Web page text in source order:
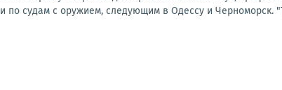
по судам с оружием, следующим в Одессу и Черноморск.